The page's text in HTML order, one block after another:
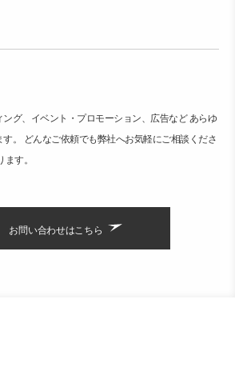
グ、イベント・プロモーション、広告など あらゆ
。 どんなご依頼でも弊社へお気軽にご相談くださ
す。
お問い合わせはこちら